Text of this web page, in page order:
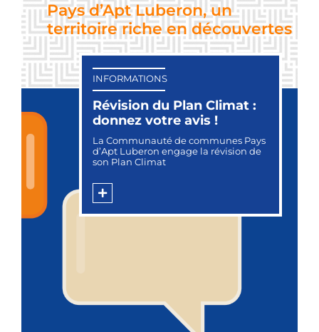
Pays d’Apt Luberon, un
territoire riche en découvertes
INFORMATIONS
Révision du Plan Climat :
donnez votre avis !
La Communauté de communes Pays
d’Apt Luberon engage la révision de
son Plan Climat